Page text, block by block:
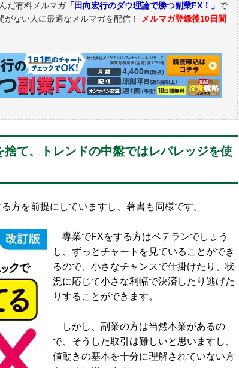
だ有料メルマガ「田向宏行のダウ理論で勝つ副業FX！」 で
ない人に最適なメルマガを配信！
メルマガ登録後10日間
て、トレンドの中盤ではレバレッジを使
方を前提にしていますし、著書も同様です。
専業でFXをする方はベテランでしょう
し、ずっとチャートを見ていることができ
るので、小さなチャンスで仕掛けたり、状
況に応じて小さな利幅で決済したり逃げた
りすることができます。
しかし、副業の方は当然本業があるの
で、そうした取引は難しいと思いますし、
値動きの基本を十分に理解されていない方